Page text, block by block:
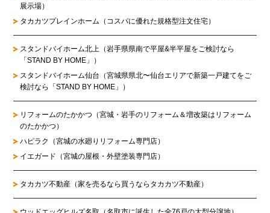
展示場）
タカカツプレインホーム（コスパに優れた規格型注文住宅）
スタンドバイホーム北上 （岩手県県南で平屋&半平屋をご検討なら
「STAND BY HOME」）
スタンドバイホーム仙台 （宮城県県北〜仙台エリアで新築一戸建てをご
検討なら「STAND BY HOME」）
リフォームのたかかつ （宮城・岩手のリフォーム＆増改築はリフォーム
のたかかつ）
ハピラク（宮城の水廻りリフォーム専門店）
イエガード（宮城の屋根・外壁塗装専門店）
タカカツ不動産（家を売るなら買うならタカカツ不動産）